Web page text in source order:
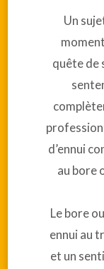
Un
quête de
d’ennui
au bore
Le bore
ennui au
et un